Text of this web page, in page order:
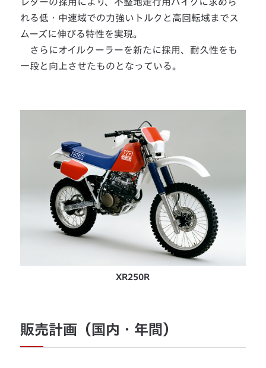
れる低・中速域での力強いトルクと高回転域までス
ムーズに伸びる特性を実現。
さらにオイルクーラーを新たに採用、耐久性をも
一段と向上させたものとなっている。
XR250R
販売計画（国内・年間）